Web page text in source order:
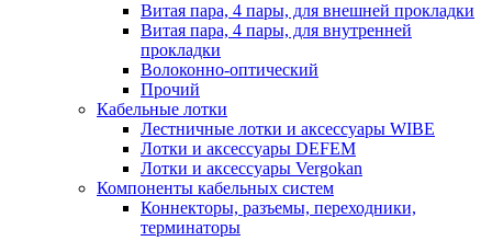
Витая пара, 4 пары, для внешней прокладки
Витая пара, 4 пары, для внутренней
прокладки
Волоконно-оптический
Прочий
Кабельные лотки
Лестничные лотки и аксессуары WIBE
Лотки и аксессуары DEFEM
Лотки и аксессуары Vergokan
Компоненты кабельных систем
Коннекторы, разъемы, переходники,
терминаторы